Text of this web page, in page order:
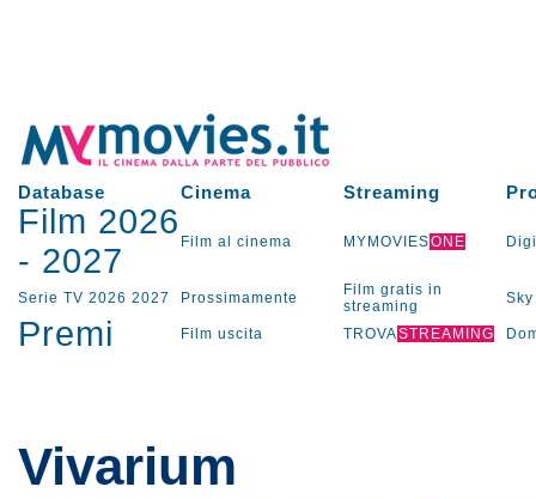
Database Cinema Streaming
Film 2026
- 2027 Film al cinema MYMOVIESONE
Serie TV 2026 2027 Prossimamente
Film gratis in
streaming
Sky
Premi Film uscita TROVASTREAMING
Vivarium